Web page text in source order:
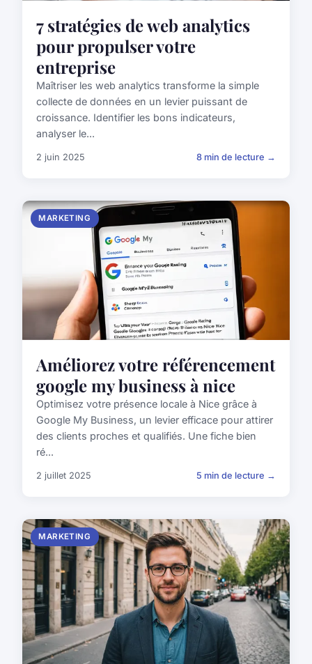
7 stratégies de web analytics
pour propulser votre
entreprise
Maîtriser les web analytics transforme la simple
collecte de données en un levier puissant de
croissance. Identifier les bons indicateurs,
analyser le...
2 juin 2025 8 min de lecture →
MARKETING
Améliorez votre référencement
google my business à nice
Optimisez votre présence locale à Nice grâce à
Google My Business, un levier efficace pour attirer
des clients proches et qualifiés. Une fiche bien
ré...
2 juillet 2025 5 min de lecture →
MARKETING